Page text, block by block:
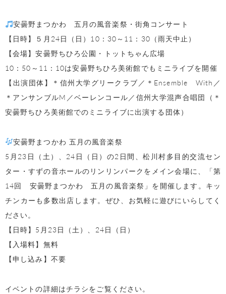
安曇野まつかわ 五月の風音楽祭・街角コンサート
【日時】５月24日（日）10：30～11：30（雨天中止）
【会場】安曇野ちひろ公園・トットちゃん広場
10：50～11：10は安曇野ちひろ美術館でもミニライブを開催
【出演団体】＊信州大学グリークラブ／＊Ensemble With／
＊アンサンブルM／ベーレンコール／信州大学混声合唱団（＊
安曇野ちひろ美術館でのミニライブに出演する団体）
安曇野まつかわ 五月の風音楽祭
5月23日（土）、24日（日）の2日間、松川村多目的交流セン
ター・すずの音ホールのリンリンパークをメイン会場に、「第
14回 安曇野まつかわ 五月の風音楽祭」を開催します。キッ
チンカーも多数出店します。ぜひ、お気軽に遊びにいらしてく
ださい。
【日時】5月23日（土）、24日（日）
【入場料】無料
【申し込み】不要
イベントの詳細はチラシをご覧ください。